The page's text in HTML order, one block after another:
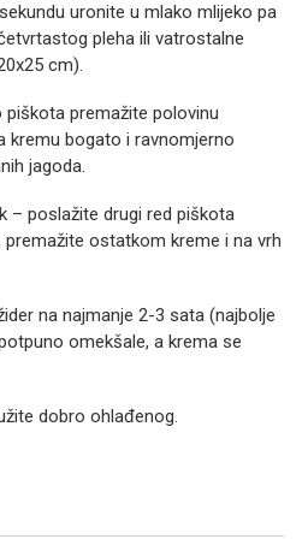
uronite u mlako mlijeko pa
pleha ili vatrostalne
cm).
piškota premažite polovinu
kremu bogato i ravnomjerno
jagoda.
– poslažite drugi red piškota
ostatkom kreme i na vrh
na najmanje 2-3 sata (najbolje
omekšale, a krema se
dobro ohlađenog.